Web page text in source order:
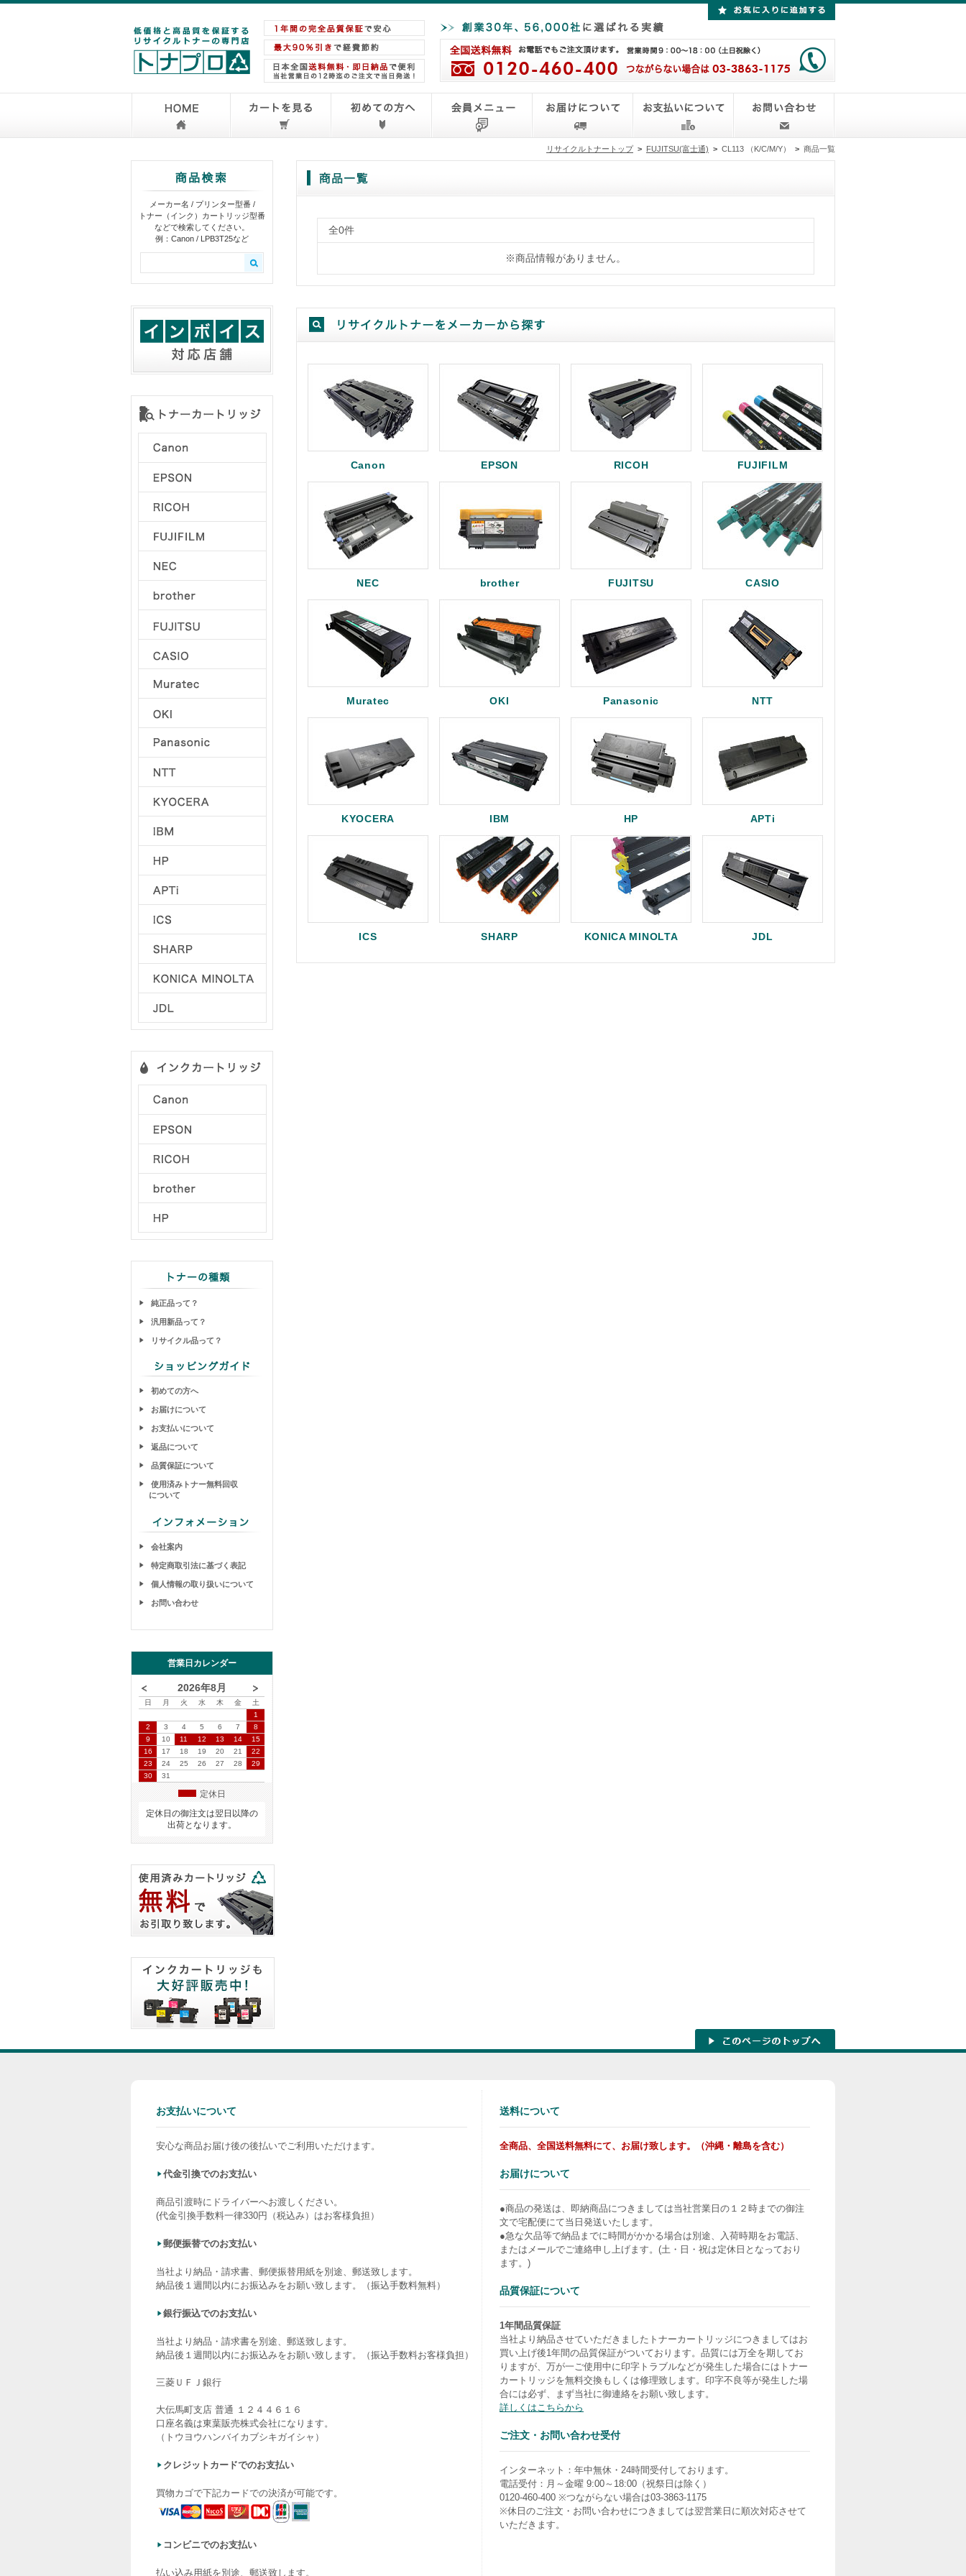
リサイクルトナートップ > FUJITSU(富士通) > CL113 （K/C/M/Y） > 商品一覧
メーカー名 / プリンター型番 /
トナー（インク）カートリッジ型番
などで検索してください。
例：Canon / LPB3T25など
純正品って？
汎用新品って？
リサイクル品って？
初めての方へ
お届けについて
お支払いについて
返品について
品質保証について
使用済みトナー無料回収
について
会社案内
特定商取引法に基づく表記
個人情報の取り扱いについて
お問い合わせ
営業日カレンダー
2026年8月
日 月 火 水 木 金
土
1
2
3 4 5 6 7
8
9
10 11 12 13 14
15
16
17 18 19 20 21
22
23
24 25 26 27 28
29
30
31
定休日
定休日の御注文は翌日以降の
出荷となります。
全0件
※商品情報がありません。
Canon EPSON RICOH FUJIFILM
NEC brother FUJITSU CASIO
Muratec OKI Panasonic NTT
KYOCERA IBM HP APTi
ICS SHARP KONICA MINOLTA JDL
お支払いについて
安心な商品お届け後の後払いでご利用いただけます。
代金引換でのお支払い
商品引渡時にドライバーへお渡しください。
(代金引換手数料一律330円（税込み）はお客様負担）
郵便振替でのお支払い
当社より納品・請求書、郵便振替用紙を別途、郵送致します。
納品後１週間以内にお振込みをお願い致します。（振込手数料無料）
銀行振込でのお支払い
当社より納品・請求書を別途、郵送致します。
納品後１週間以内にお振込みをお願い致します。（振込手数料お客様負担）
三菱ＵＦＪ銀行
大伝馬町支店 普通 １２４４６１６
口座名義は東葉販売株式会社になります。
（トウヨウハンバイカブシキガイシャ）
クレジットカードでのお支払い
買物カゴで下記カードでの決済が可能です。
コンビニでのお支払い
払い込み用紙を別途、郵送致します。
送料について
全商品、全国送料無料にて、お届け致します。（沖縄・離島を含む）
お届けについて
●商品の発送は、即納商品につきましては当社営業日の１２時までの御注
文で宅配便にて当日発送いたします。
●急な欠品等で納品までに時間がかかる場合は別途、入荷時期をお電話、
またはメールでご連絡申し上げます。(土・日・祝は定休日となっており
ます。)
品質保証について
1年間品質保証
当社より納品させていただきましたトナーカートリッジにつきましてはお
買い上げ後1年間の品質保証がついております。品質には万全を期してお
りますが、万が一ご使用中に印字トラブルなどが発生した場合にはトナー
カートリッジを無料交換もしくは修理致します。印字不良等が発生した場
合には必ず、まず当社に御連絡をお願い致します。
詳しくはこちらから
ご注文・お問い合わせ受付
インターネット：年中無休・24時間受付しております。
電話受付：月～金曜 9:00～18:00（祝祭日は除く）
0120-460-400 ※つながらない場合は03-3863-1175
※休日のご注文・お問い合わせにつきましては翌営業日に順次対応させて
いただきます。